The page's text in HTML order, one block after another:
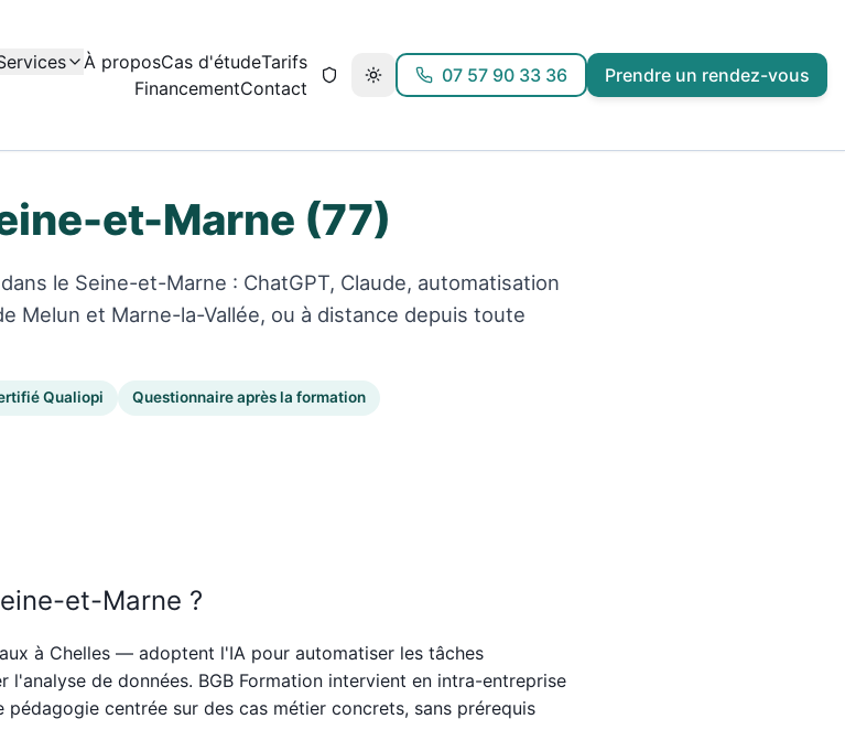
À proposCas d'étudeTarifs
FinancementContact
07 57 90 33 36 Prendre un rendez-vous
et-Marne (77)
le Seine-et-Marne : ChatGPT, Claude, automatisation
Melun et Marne-la-Vallée, ou à distance depuis toute
Qualiopi Questionnaire après la formation
et-Marne ?
à Chelles — adoptent l'IA pour automatiser les tâches
de données. BGB Formation intervient en intra-entreprise
centrée sur des cas métier concrets, sans prérequis